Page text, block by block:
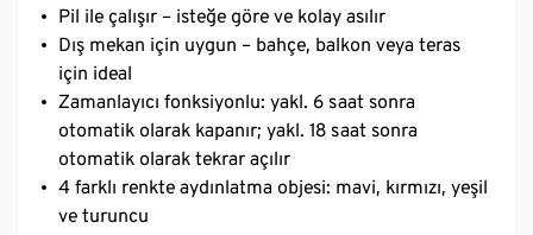
Pil ile çalışır – isteğe göre ve kolay asılır
Dış mekan için uygun – bahçe, balkon veya teras
için ideal
Zamanlayıcı fonksiyonlu: yakl. 6 saat sonra
otomatik olarak kapanır; yakl. 18 saat sonra
otomatik olarak tekrar açılır
4 farklı renkte aydınlatma objesi: mavi, kırmızı, yeşil
ve turuncu